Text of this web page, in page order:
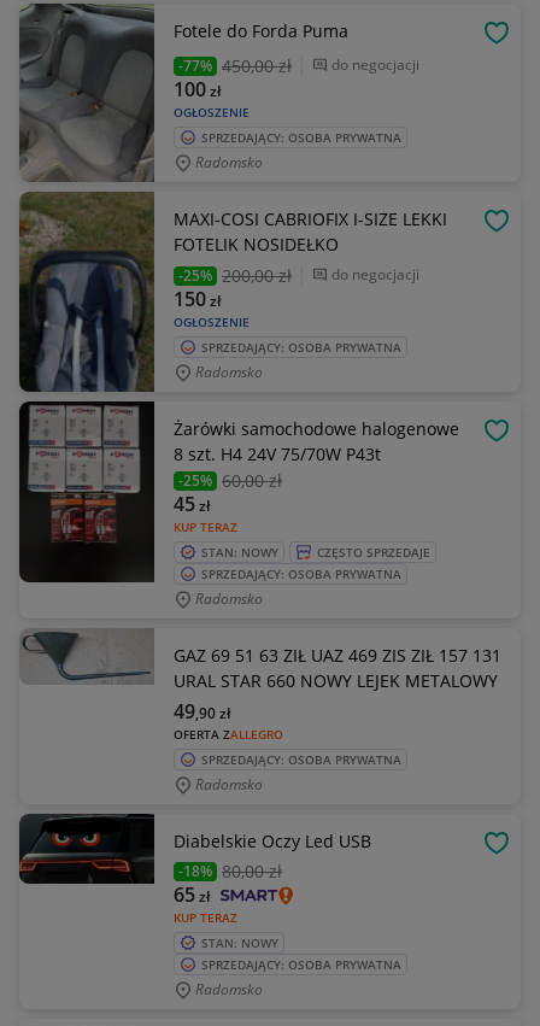
Fotele do Forda Puma
-77% 450,00 zł do negocjacji
OGŁOSZENIE
100zł
SPRZEDAJĄCY: OSOBA PRYWATNA
Radomsko
MAXI-COSI CABRIOFIX I-SIZE LEKKI
FOTELIK NOSIDEŁKO
-25% 200,00 zł do negocjacji
OGŁOSZENIE
150zł
SPRZEDAJĄCY: OSOBA PRYWATNA
Radomsko
Żarówki samochodowe halogenowe
8 szt. H4 24V 75/70W P43t
-25% 60,00 zł
KUP TERAZ
45zł
STAN: NOWY
CZĘSTO SPRZEDAJE
SPRZEDAJĄCY: OSOBA PRYWATNA
Radomsko
GAZ 69 51 63 ZIŁ UAZ 469 ZIS ZIŁ 157 131
URAL STAR 660 NOWY LEJEK METALOWY
OFERTA ZALLEGRO
49,90zł
SPRZEDAJĄCY: OSOBA PRYWATNA
Radomsko
Diabelskie Oczy Led USB
-18% 80,00 zł
KUP TERAZ
65zł
STAN: NOWY
SPRZEDAJĄCY: OSOBA PRYWATNA
Radomsko